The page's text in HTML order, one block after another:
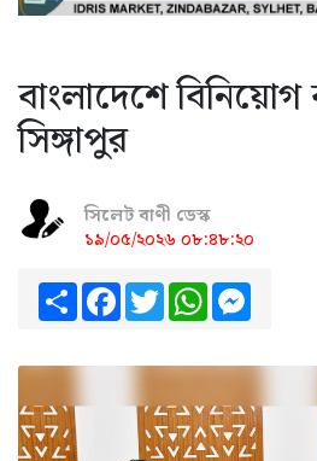
বাংলাদেশে বিনিয়োগ
সিঙ্গাপুর
সিলেট বাণী ডেস্ক
১৯/০৫/২০২৬ ০৮:৪৮:২০
ShareFacebook
TwitterWhatsApp